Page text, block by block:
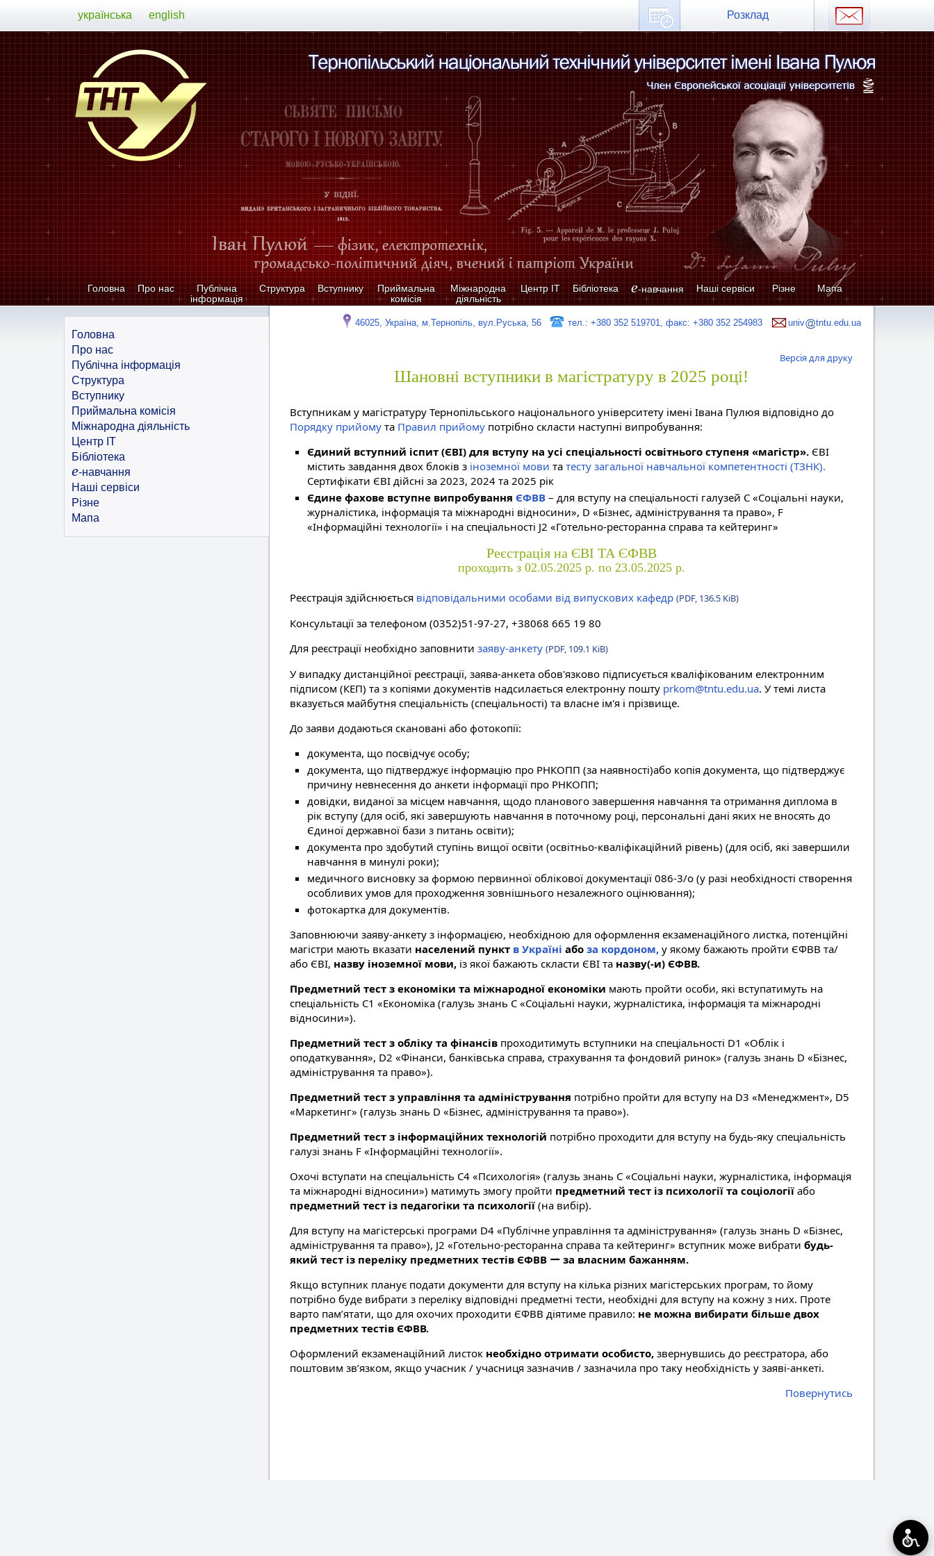
Розклад
українська english
Головна Про нас
Публічна
інформація
Структура Вступнику
Приймальна
комісія
Міжнародна
діяльність
Центр ІТ Бібліотека e-навчання Наші сервіси Різне Мапа
Головна
Про нас
Публічна інформація
Структура
Вступнику
Приймальна комісія
Міжнародна діяльність
Центр ІТ
Бібліотека
e-навчання
Наші сервіси
Різне
Мапа
46025, Україна, м.Тернопіль, вул.Руська, 56 тел.: +380 352 519701, факс: +380 352 254983 univ tntu.edu.ua
Версія для друку
Шановні вступники в магістратуру в 2025 році!
Вступникам у магістратуру Тернопільського національного університету імені Івана Пулюя відповідно до
Порядку прийому та Правил прийому потрібно скласти наступні випробування:
Єдиний вступний іспит (ЄВІ) для вступу на усі спеціальності освітнього ступеня «магістр». ЄВІ
містить завдання двох блоків з іноземної мови та тесту загальної навчальної компетентності (ТЗНК).
Сертифікати ЄВІ дійсні за 2023, 2024 та 2025 рік
Єдине фахове вступне випробування ЄФВВ – для вступу на спеціальності галузей C «Соціальні науки,
журналістика, інформація та міжнародні відносини», D «Бізнес, адміністрування та право», F
«Інформаційні технології» і на спеціальності J2 «Готельно-ресторанна справа та кейтеринг»
Реєстрація на ЄВІ ТА ЄФВВ
проходить з 02.05.2025 р. по 23.05.2025 р.
Реєстрація здійснюється відповідальними особами від випускових кафедр (PDF, 136.5 KiB)
Консультації за телефоном (0352)51-97-27, +38068 665 19 80
Для реєстрації необхідно заповнити заяву-анкету (PDF, 109.1 KiB)
У випадку дистанційної реєстрації, заява-анкета обов'язково підписується кваліфікованим електронним
підписом (КЕП) та з копіями документів надсилається електронну пошту prkom@tntu.edu.ua. У темі листа
вказується майбутня спеціальність (спеціальності) та власне ім'я і прізвище.
До заяви додаються скановані або фотокопії:
документа, що посвідчує особу;
документа, що підтверджує інформацію про РНКОПП (за наявності)або копія документа, що підтверджує
причину невнесення до анкети інформації про РНКОПП;
довідки, виданої за місцем навчання, щодо планового завершення навчання та отримання диплома в
рік вступу (для осіб, які завершують навчання в поточному році, персональні дані яких не вносять до
Єдиної державної бази з питань освіти);
документа про здобутий ступінь вищої освіти (освітньо-кваліфікаційний рівень) (для осіб, які завершили
навчання в минулі роки);
медичного висновку за формою первинної облікової документації 086-3/о (у разі необхідності створення
особливих умов для проходження зовнішнього незалежного оцінювання);
фотокартка для документів.
Заповнюючи заяву-анкету з інформацією, необхідною для оформлення екзаменаційного листка, потенційні
магістри мають вказати населений пункт в Україні або за кордоном, у якому бажають пройти ЄФВВ та/
або ЄВІ, назву іноземної мови, із якої бажають скласти ЄВІ та назву(-и) ЄФВВ.
Предметний тест з економіки та міжнародної економіки мають пройти особи, які вступатимуть на
спеціальність С1 «Економіка (галузь знань C «Соціальні науки, журналістика, інформація та міжнародні
відносини»).
Предметний тест з обліку та фінансів проходитимуть вступники на спеціальності D1 «Облік і
оподаткування», D2 «Фінанси, банківська справа, страхування та фондовий ринок» (галузь знань D «Бізнес,
адміністрування та право»).
Предметний тест з управління та адміністрування потрібно пройти для вступу на D3 «Менеджмент», D5
«Маркетинг» (галузь знань D «Бізнес, адміністрування та право»).
Предметний тест з інформаційних технологій потрібно проходити для вступу на будь-яку спеціальність
галузі знань F «Інформаційні технології».
Охочі вступати на спеціальність С4 «Психологія» (галузь знань C «Соціальні науки, журналістика, інформація
та міжнародні відносини») матимуть змогу пройти предметний тест із психології та соціології або
предметний тест із педагогіки та психології (на вибір).
Для вступу на магістерські програми D4 «Публічне управління та адміністрування» (галузь знань D «Бізнес,
адміністрування та право»), J2 «Готельно-ресторанна справа та кейтеринг» вступник може вибрати будь-
який тест із переліку предметних тестів ЄФВВ ー за власним бажанням.
Якщо вступник планує подати документи для вступу на кілька різних магістерських програм, то йому
потрібно буде вибрати з переліку відповідні предметні тести, необхідні для вступу на кожну з них. Проте
варто пам’ятати, що для охочих проходити ЄФВВ діятиме правило: не можна вибирати більше двох
предметних тестів ЄФВВ.
Оформлений екзаменаційний листок необхідно отримати особисто, звернувшись до реєстратора, або
поштовим зв’язком, якщо учасник / учасниця зазначив / зазначила про таку необхідність у заяві-анкеті.
Повернутись